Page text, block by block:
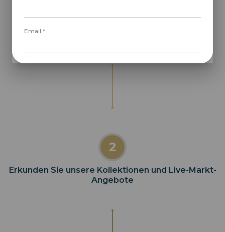
2
Erkunden Sie unsere Kollektionen und Live-Markt-
Angebote
Email *
Password *
MEINE ANLEITUNG BEKOMMEN